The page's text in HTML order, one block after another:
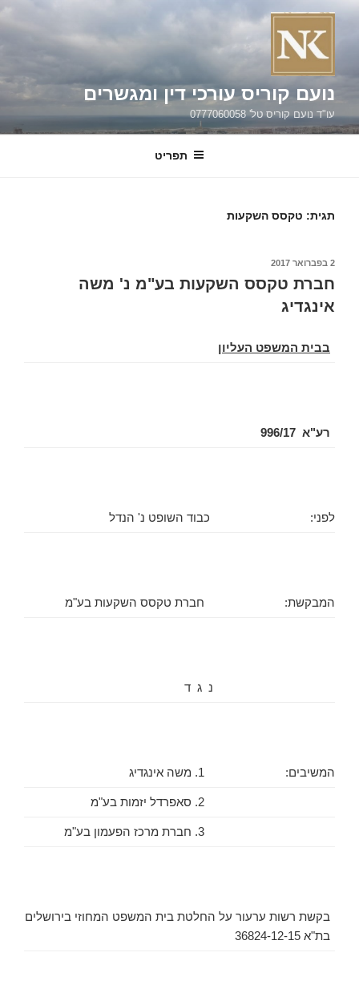
דילוג
נועם קוריס עורכי דין ומגשרים
עו"ד נועם קוריס טל' 0777060058
תפריט
תגית: טקסס השקעות
פורסם
2 בפברואר 2017
חברת טקסס השקעות בע"מ נ' משה
אינגדיג
בבית המשפט העליון
רע"א 996/17
לפני: כבוד השופט נ' הנדל
המבקשת: חברת טקסס השקעות בע"מ
נ ג ד
המשיבים: 1. משה אינגדיג
2. סאפרדל יזמות בע"מ
3. חברת מרכז הפעמון בע"מ
בקשת רשות ערעור על החלטת בית המשפט המחוזי בירושלים
בת"א 36824-12-15